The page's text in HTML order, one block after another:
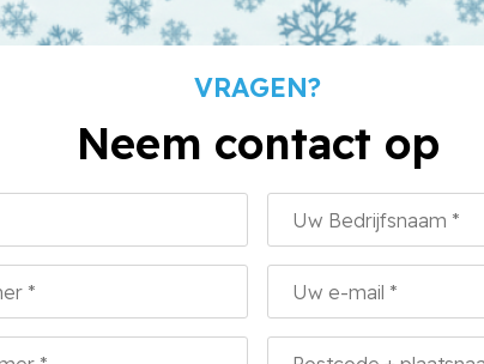
VRAGEN?
Neem contact op